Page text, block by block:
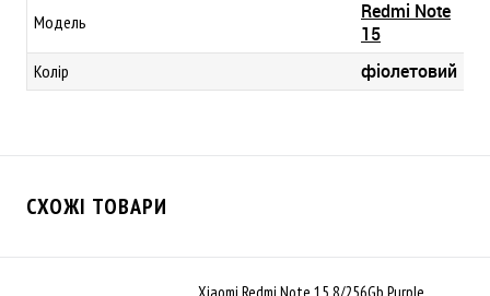
Модель
Redmi Note
15
Колір фіолетовий
СХОЖІ ТОВАРИ